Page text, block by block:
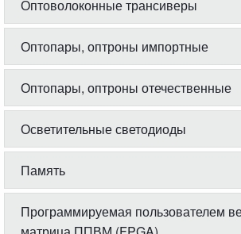
Оптоволоконные трансиверы
Оптопары, оптроны импортные
Оптопары, оптроны отечественные
Осветительные светодиоды
Память
Программируемая пользователем